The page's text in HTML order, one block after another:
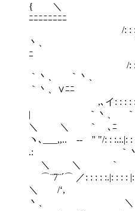
{ ＼ ｀`
ﾆﾆﾆﾆﾆﾆﾆﾆ
/: : : : : : : :
丶、 ｀`～､、
ﾆ
/: : : : : :
｀丶、 ｀丶
｀丶、∨ﾆﾆ
,､イ: : : : : : : :
| ｀丶
＼ ＼ ｀ゝ､ﾆ
ヽ､___,,.. -‐ '' "/: :
.: ｀丶
＼ ＼ ｀
⌒¨7¨´⌒ ／: : : : :.|: : : : |:
＼ /‘, ｀
丶、 ＼